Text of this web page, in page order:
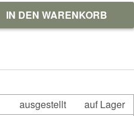
gewünschten Wert
IN DEN WARENKORB
ausgestellt
auf Lager